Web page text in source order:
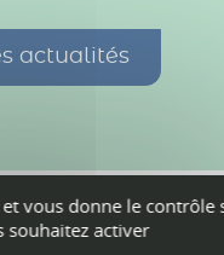
actualités
vous donne le contrôle
souhaitez activer